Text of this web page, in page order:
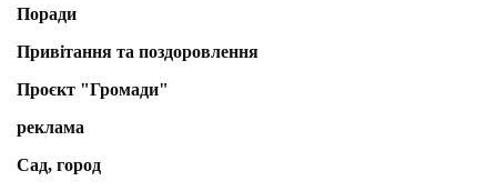
Поради
Привітання та поздоровлення
Проєкт "Громади"
реклама
Сад, город